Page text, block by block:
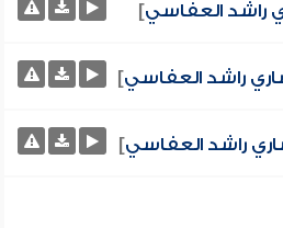
راشد العفاسي]
راشد العفاسي]
راشد العفاسي]